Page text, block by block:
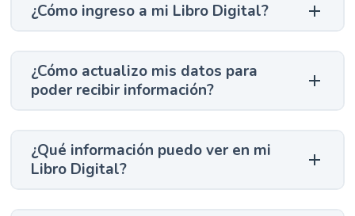
¿Cómo ingreso a mi Libro Digital?
¿Cómo actualizo mis datos para
poder recibir información?
¿Qué información puedo ver en mi
Libro Digital?